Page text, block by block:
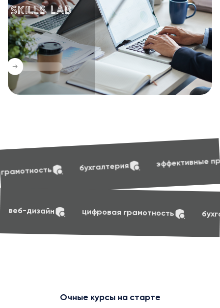
эффективные презентации soft
soft skills маркетинг веб-дизайн
Очные курсы на старте